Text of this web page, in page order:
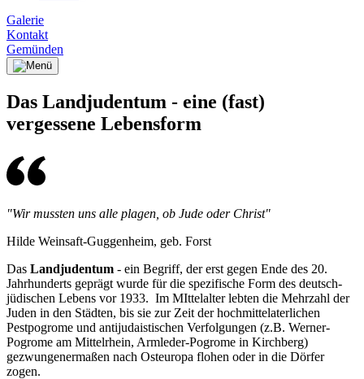
Galerie
Kontakt
Gemünden
Das Landjudentum - eine (fast)
vergessene Lebensform
"Wir mussten uns alle plagen, ob Jude oder Christ"
Hilde Weinsaft-Guggenheim, geb. Forst
Das Landjudentum - ein Begriff, der erst gegen Ende des 20.
Jahrhunderts geprägt wurde für die spezifische Form des deutsch-
jüdischen Lebens vor 1933. Im MIttelalter lebten die Mehrzahl der
Juden in den Städten, bis sie zur Zeit der hochmittelaterlichen
Pestpogrome und antijudaistischen Verfolgungen (z.B. Werner-
Pogrome am Mittelrhein, Armleder-Pogrome in Kirchberg)
gezwungenermaßen nach Osteuropa flohen oder in die Dörfer
zogen.